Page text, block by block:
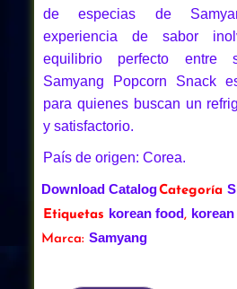
de especias de
experiencia de sabor
equilibrio perfecto entre
Samyang Popcorn Snack
para quienes buscan un
y satisfactorio.
País de origen: Corea.
Download CatalogCategoría
Etiquetas korean food,
Marca: Samyang